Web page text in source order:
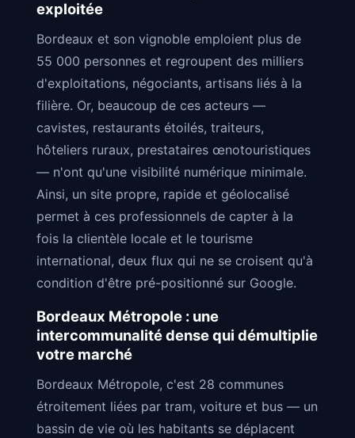
exploitée
Bordeaux et son vignoble emploient plus de
55 000 personnes et regroupent des milliers
d'exploitations, négociants, artisans liés à la
filière. Or, beaucoup de ces acteurs —
cavistes, restaurants étoilés, traiteurs,
hôteliers ruraux, prestataires œnotouristiques
— n'ont qu'une visibilité numérique minimale.
Ainsi, un site propre, rapide et géolocalisé
permet à ces professionnels de capter à la
fois la clientèle locale et le tourisme
international, deux flux qui ne se croisent qu'à
condition d'être pré-positionné sur Google.
Bordeaux Métropole : une
intercommunalité dense qui démultiplie
votre marché
Bordeaux Métropole, c'est 28 communes
étroitement liées par tram, voiture et bus — un
bassin de vie où les habitants se déplacent